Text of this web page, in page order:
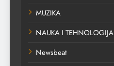
MUZIKA
NAUKA I TEHNOLOGIJA
Newsbeat